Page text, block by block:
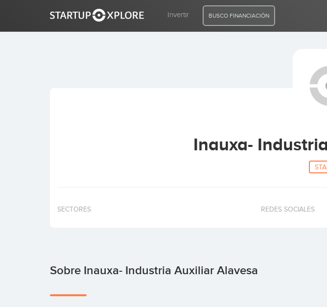
Invertir BUSCO FINANCIACIÓN
Inauxa-
SECTORES REDES SOCIALES
Sobre Inauxa- Industria Auxiliar Alavesa